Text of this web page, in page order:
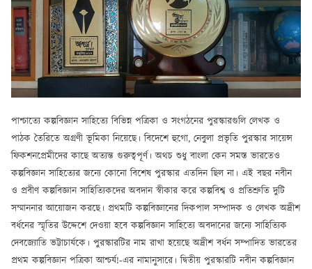
পাশ্চাত্যে কল্পবিজ্ঞান সাহিত্যে বিভিন্ন পত্রিকা ও সংগঠনের পুরস্কারগুলি লেখক ও
পাঠক তৈরিতে অগ্রণী ভূমিকা নিয়েছে। বিদেশে হুগো, নেবুলা প্রভৃতি পুরস্কার সায়েন্স
ফিকশনপ্রেমীদের কাছে অত্যন্ত গুরুত্বপূর্ণ। অথচ শুধু বাংলা কেন সমস্ত ভারতেও
কল্পবিজ্ঞান সাহিত্যের জন্যে কোনো বিশেষ পুরস্কার এতদিন ছিল না। এই বছর নবীন
ও প্রবীণ কল্পবিজ্ঞান সাহিত্যিকদের অবদান স্বীকার করে কল্পবিশ্ব ও প্রতিশ্রুতি দুটি
সম্মাননার আয়োজন করছে। প্রথমটি কল্পবিজ্ঞানের দিকপাল সম্পাদক ও লেখক অদ্রীশ
বর্ধনের স্মৃতির উদ্দেশে দেওয়া হবে কল্পবিজ্ঞান সাহিত্যে অবদানের জন্যে সাহিত্যিক
দেবজ্যোতি ভট্টাচার্যকে। পুরস্কারটির নাম রাখা হয়েছে অদ্রীশ বর্ধন সম্পাদিত ভারতের
প্রথম কল্পবিজ্ঞান পত্রিকা আশ্চর্য!-এর নামানুসারে। দ্বিতীয় পুরস্কারটি নবীন কল্পবিজ্ঞান